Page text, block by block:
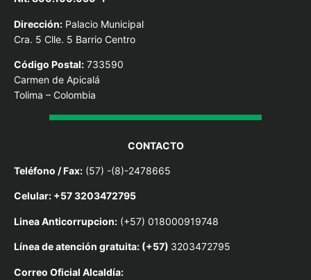
Dirección: Palacio Municipal
Cra. 5 Clle. 5 Barrio Centro
Código Postal: 733590
Carmen de Apicalá
Tolima – Colombia
CONTACTO
Teléfono / Fax: (57) -(8)-2478665
Celular: +57 3203472795
Linea Anticorrupcion: (+57) 018000919748
Línea de atención gratuita: (+57) 3203472795
Correo Oficial Alcaldía: